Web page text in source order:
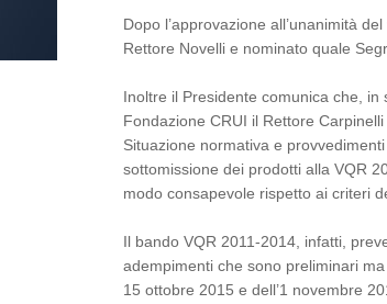
Dopo l’approvazione all’unanimità
Rettore Novelli e nominato quale
Inoltre il Presidente comunica che,
Fondazione CRUI il Rettore
Situazione normativa e
sottomissione dei prodotti alla VQR
modo consapevole rispetto ai criteri
Il bando VQR 2011-2014, infatti,
adempimenti che sono preliminari
15 ottobre 2015 e dell’1 novembre